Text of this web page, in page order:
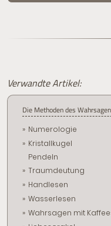
Verwandte Artikel:
Die Methoden des
Numerologie
Kristallkugel
Pendeln
Traumdeutung
Handlesen
Wasserlesen
Wahrsagen mit